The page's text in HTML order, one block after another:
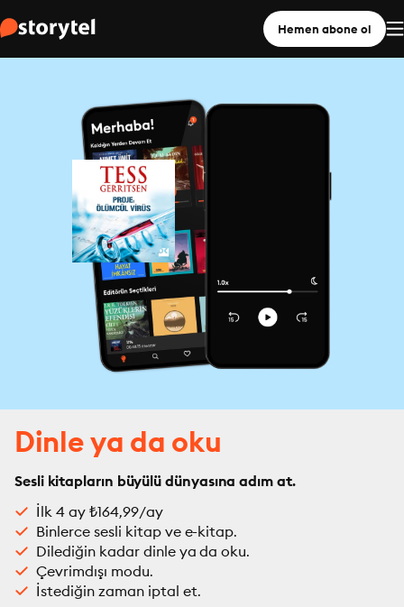
Hemen abone ol
Dinle ya da oku
Sesli kitapların büyülü dünyasına adım at.
İlk 4 ay ₺164,99/ay
Binlerce sesli kitap ve e-kitap.
Dilediğin kadar dinle ya da oku.
Çevrimdışı modu.
İstediğin zaman iptal et.